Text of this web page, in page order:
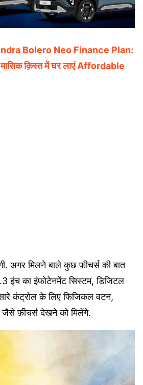
Bolero Neo Finance Plan:
क़िस्त में घर लाएं Affordable
अगर मिलने बाले कुछ फ़ीचर्स की बात
इंच का इंफोटेनमेंट सिस्टम, डिजिटल
कंट्रोल के लिए फिजिकल वटन,
जैसे फ़ीचर्स देखने को मिलेंगे.